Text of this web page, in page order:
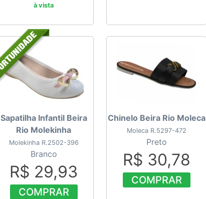
à vista
Sapatilha Infantil Beira
Rio Molekinha
Molekinha R.2502-396
Branco
R$ 29,93
COMPRAR
Chinelo Beira Rio Moleca
Moleca R.5297-472
Preto
R$ 30,78
COMPRAR